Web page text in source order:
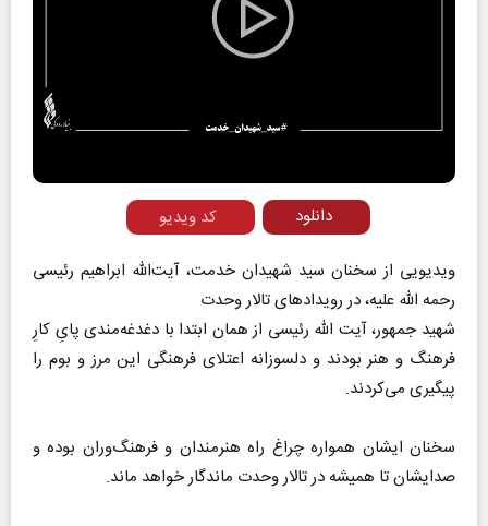
Video
کد ویدیو
دانلود
ویدیویی از سخنان سید شهیدان خدمت، آیت‌الله ابراهیم رئیسی
رحمه الله علیه، در رویدادهای تالار وحدت
شهید جمهور، آیت الله رئیسی از همان ابتدا با دغدغه‌مندی پایِ کارِ
فرهنگ و هنر بودند و دلسوزانه اعتلای فرهنگی این مرز و بوم را
پیگیری می‌کردند‌.
سخنان ایشان همواره چراغ راه هنرمندان و فرهنگ‌وران بوده و
صدایشان تا همیشه در تالار وحدت ماندگار خواهد ماند.